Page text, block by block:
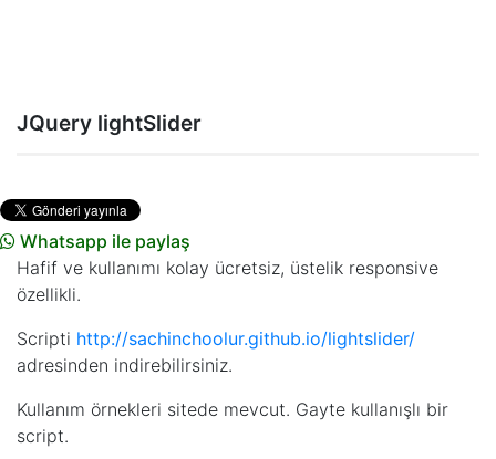
JQuery lightSlider
Whatsapp ile paylaş
Hafif ve kullanımı kolay ücretsiz, üstelik responsive
özellikli.
Scripti http://sachinchoolur.github.io/lightslider/
adresinden indirebilirsiniz.
Kullanım örnekleri sitede mevcut. Gayte kullanışlı bir
script.